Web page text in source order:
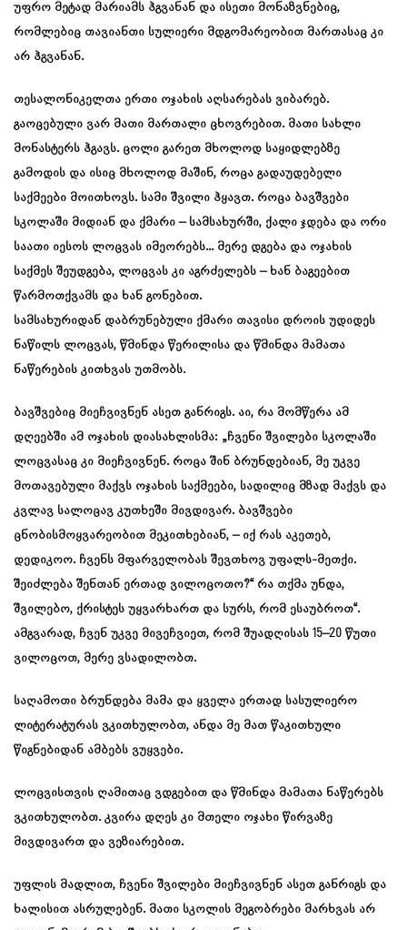
უფრო მეტად მარიამს ჰგვანან და ისეთი მონაზვნებიც,
რომლებიც თავიანთი სულიერი მდგომარეობით მართასაც კი
არ ჰგვანან.
თესალონიკელთა ერთი ოჯახის აღსარებას ვიბარებ.
გაოცებული ვარ მათი მართალი ცხოვრებით. მათი სახლი
მონასტერს ჰგავს. ცოლი გარეთ მხოლოდ საყიდლებზე
გამოდის და ისიც მხოლოდ მაშინ, როცა გადაუდებელი
საქმეები მოითხოვს. სამი შვილი ჰყავთ. როცა ბავშვები
სკოლაში მიდიან და ქმარი – სამსახურში, ქალი ჯდება და ორი
საათი იესოს ლოცვას იმეორებს… მერე დგება და ოჯახის
საქმეს შეუდგება, ლოცვას კი აგრძელებს – ხან ბაგეებით
წარმოთქვამს და ხან გონებით.
სამსახურიდან დაბრუნებული ქმარი თავისი დროის უდიდეს
ნაწილს ლოცვას, წმინდა წერილისა და წმინდა მამათა
ნაწერების კითხვას უთმობს.
ბავშვებიც მიეჩვივნენ ასეთ განრიგს. აი, რა მომწერა ამ
დღეებში ამ ოჯახის დიასახლისმა: „ჩვენი შვილები სკოლაში
ლოცვასაც კი მიეჩვივნენ. როცა შინ ბრუნდებიან, მე უკვე
მოთავებული მაქვს ოჯახის საქმეები, სადილიც მზად მაქვს და
კვლავ სალოცავ კუთხეში მივდივარ. ბავშვები
ცნობისმოყვარეობით მეკითხებიან, – იქ რას აკეთებ,
დედიკოო. ჩვენს მფარველობას შევთხოვ უფალს-მეთქი.
შეიძლება შენთან ერთად ვილოცოთო?“ რა თქმა უნდა,
შვილებო, ქრისტეს უყვარხართ და სურს, რომ ესაუბროთ“.
ამგვარად, ჩვენ უკვე მივეჩვიეთ, რომ შუადღისას 15–20 წუთი
ვილოცოთ, მერე ვსადილობთ.
საღამოთი ბრუნდება მამა და ყველა ერთად სასულიერო
ლიტერატურას ვკითხულობთ, ანდა მე მათ წაკითხული
წიგნებიდან ამბებს ვუყვები.
ლოცვისთვის ღამითაც ვდგებით და წმინდა მამათა ნაწერებს
ვკითხულობთ. კვირა დღეს კი მთელი ოჯახი წირვაზე
მივდივართ და ვეზიარებით.
უფლის მადლით, ჩვენი შვილები მიეჩვივნენ ასეთ განრიგს და
ხალისით ასრულებენ. მათი სკოლის მეგობრები მარხვას არ